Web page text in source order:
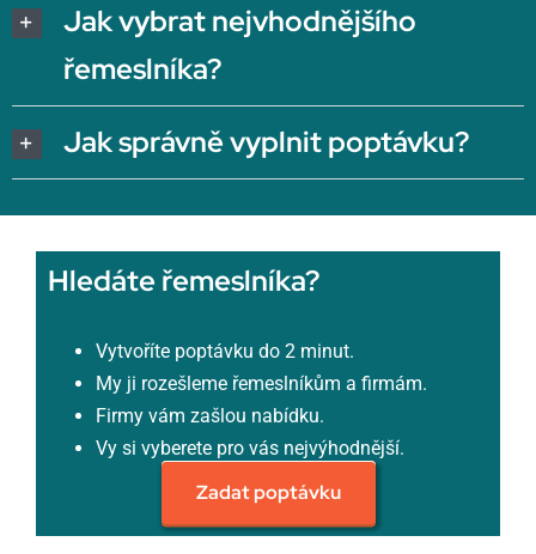
Jak vybrat nejvhodnějšího
řemeslníka?
Jak správně vyplnit poptávku?
Hledáte řemeslníka?
Vytvoříte poptávku do 2 minut.
My ji rozešleme řemeslníkům a firmám.
Firmy vám zašlou nabídku.
Vy si vyberete pro vás nejvýhodnější.
Zadat poptávku